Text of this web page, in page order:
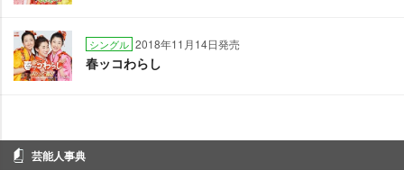
シングル 2018年11月14日発売
春ッコわらし
芸能人事典